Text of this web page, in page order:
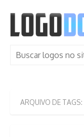
content
Search
ARQUIVO DE TAGS: